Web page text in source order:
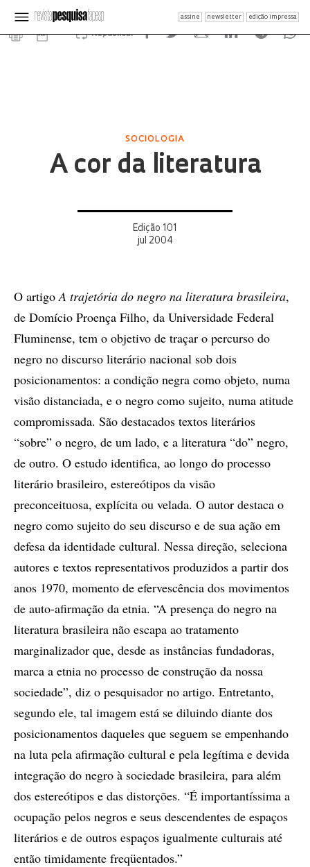
assine newsletter edição impressa
Republicar
SOCIOLOGIA
A cor da literatura
Edição 101
jul 2004
O artigoA trajetória do negro na literatura brasileira,
de Domício Proença Filho, da Universidade Federal
Fluminense, tem o objetivo de traçar o percurso do
negro no discurso literário nacional sob dois
posicionamentos: a condição negra como objeto, numa
visão distanciada, e o negro como sujeito, numa atitude
compromissada. São destacados textos literários
“sobre” o negro, de um lado, e a literatura “do” negro,
de outro. O estudo identifica, ao longo do processo
literário brasileiro, estereótipos da visão
preconceituosa, explícita ou velada. O autor destaca o
negro como sujeito do seu discurso e de sua ação em
defesa da identidade cultural. Nessa direção, seleciona
autores e textos representativos produzidos a partir dos
anos 1970, momento de efervescência dos movimentos
de auto-afirmação da etnia. “A presença do negro na
literatura brasileira não escapa ao tratamento
marginalizador que, desde as instâncias fundadoras,
marca a etnia no processo de construção da nossa
sociedade”, diz o pesquisador no artigo. Entretanto,
segundo ele, tal imagem está se diluindo diante dos
posicionamentos daqueles que seguem se empenhando
na luta pela afirmação cultural e pela legítima e devida
integração do negro à sociedade brasileira, para além
dos estereótipos e das distorções. “É importantíssima a
ocupação pelos negros e seus descendentes de espaços
literários e de outros espaços igualmente culturais até
então timidamente freqüentados.”